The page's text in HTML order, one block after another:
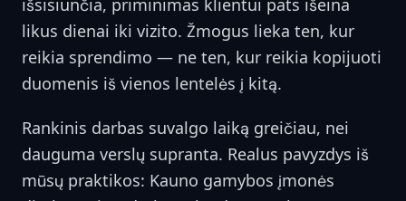
išsisiunčia, priminimas klientui pats išeina
likus dienai iki vizito. Žmogus lieka ten, kur
reikia sprendimo — ne ten, kur reikia kopijuoti
duomenis iš vienos lentelės į kitą.
Rankinis darbas suvalgo laiką greičiau, nei
dauguma verslų supranta. Realus pavyzdys iš
mūsų praktikos: Kauno gamybos įmonės